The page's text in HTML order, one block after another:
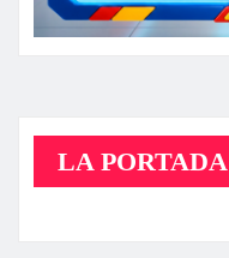
LA PORTADA